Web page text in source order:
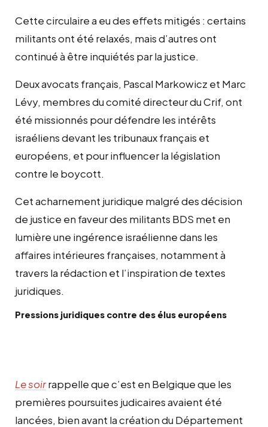
Cette circulaire a eu des effets mitigés : certains
militants ont été relaxés, mais d’autres ont
continué à être inquiétés par la justice.
Deux avocats français, Pascal Markowicz et Marc
Lévy, membres du comité directeur du Crif, ont
été missionnés pour défendre les intérêts
israéliens devant les tribunaux français et
européens, et pour influencer la législation
contre le boycott.
Cet acharnement juridique malgré des décision
de justice en faveur des militants BDS met en
lumière une ingérence israélienne dans les
affaires intérieures françaises, notamment à
travers la rédaction et l’inspiration de textes
juridiques.
Pressions juridiques contre des élus européens
Le soirrappelle que c’est en Belgique que les
premières poursuites judicaires avaient été
lancées, bien avant la création du Département